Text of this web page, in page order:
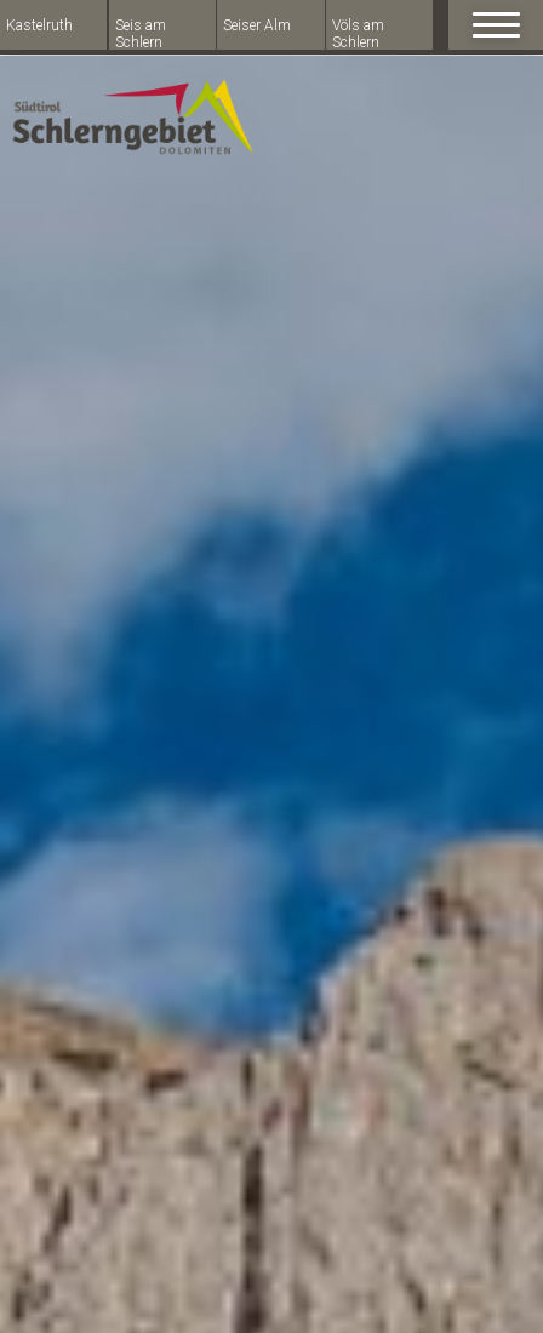
Kastelruth
Seis am
Schlern
Seiser Alm
Völs am
Schlern